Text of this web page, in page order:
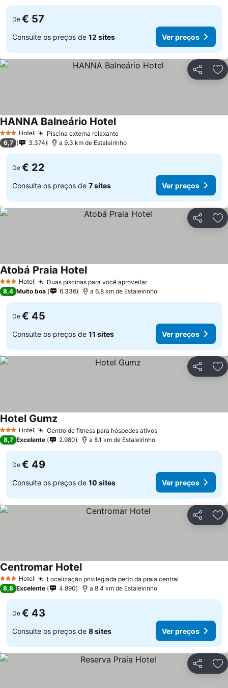
De € 57
Consulte os preços de 12 sites Ver preços
Partilhar
3 EstrelasHotel Piscina externa relaxante
HANNA Balneário Hotel
6,7 3.374 a 9.3 km de Estaleirinho
De € 22
Consulte os preços de 7 sites Ver preços
Partilhar
3 EstrelasHotel Duas piscinas para você aproveitar
Atobá Praia Hotel
8,4 Muito boa 6.336 a 6.8 km de Estaleirinho
De € 45
Consulte os preços de 11 sites Ver preços
Partilhar
3 EstrelasHotel Centro de fitness para hóspedes ativos
Hotel Gumz
8,7 Excelente 2.980 a 8.1 km de Estaleirinho
De € 49
Consulte os preços de 10 sites Ver preços
Partilhar
3 EstrelasHotel Localização privilegiada perto da praia central
Centromar Hotel
8,8 Excelente 4.890 a 8.4 km de Estaleirinho
De € 43
Consulte os preços de 8 sites Ver preços
Partilhar